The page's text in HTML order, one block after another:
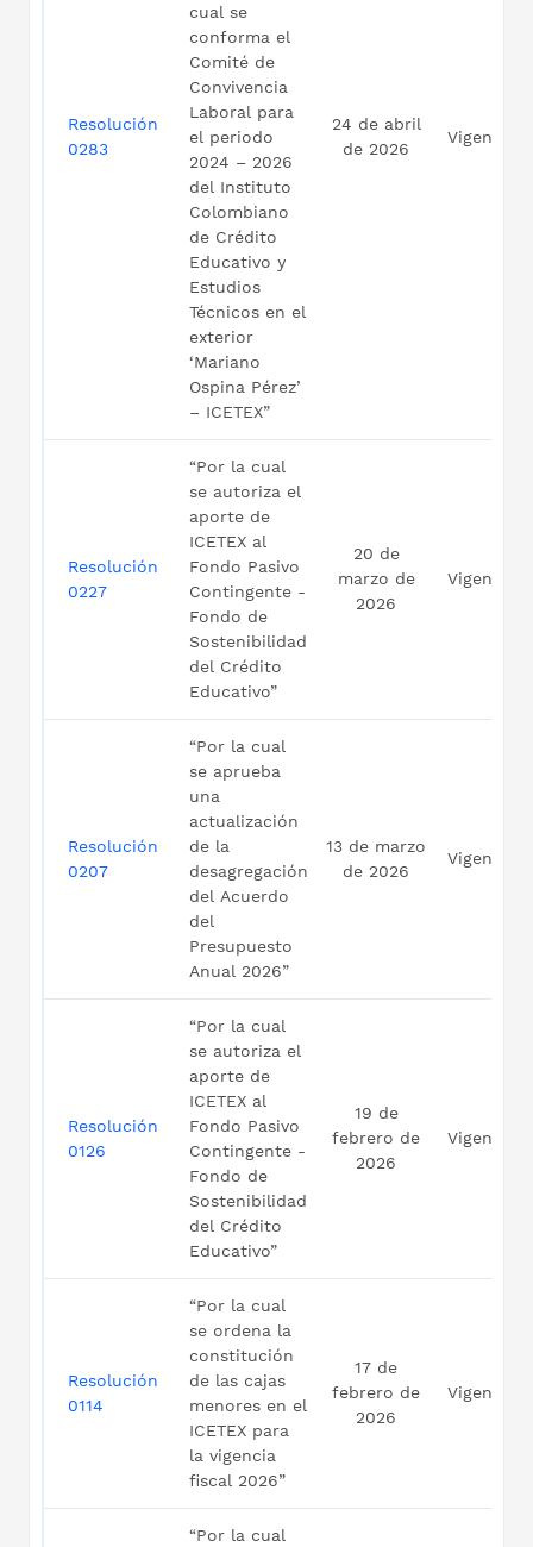
Resolución
0283
cual se
conforma el
Comité de
Convivencia
Laboral para
el periodo
2024 – 2026
del Instituto
Colombiano
de Crédito
Educativo y
Estudios
Técnicos en el
exterior
‘Mariano
Ospina Pérez’
– ICETEX”
24 de abril
de 2026
Vigente
Resolución
0227
“Por la cual
se autoriza el
aporte de
ICETEX al
Fondo Pasivo
Contingente -
Fondo de
Sostenibilidad
del Crédito
Educativo”
20 de
marzo de
2026
Vigente
Resolución
0207
“Por la cual
se aprueba
una
actualización
de la
desagregación
del Acuerdo
del
Presupuesto
Anual 2026”
13 de marzo
de 2026
Vigente
Resolución
0126
“Por la cual
se autoriza el
aporte de
ICETEX al
Fondo Pasivo
Contingente -
Fondo de
Sostenibilidad
del Crédito
Educativo”
19 de
febrero de
2026
Vigente
Resolución
0114
“Por la cual
se ordena la
constitución
de las cajas
menores en el
ICETEX para
la vigencia
fiscal 2026”
17 de
febrero de
2026
Vigente
“Por la cual